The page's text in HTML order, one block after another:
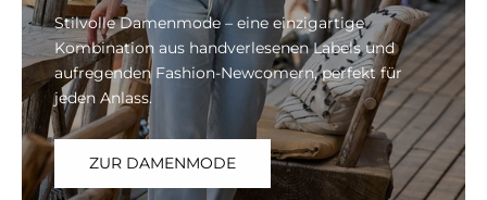
Stilvolle Damenmode – eine einzigartige
Kombination aus handverlesenen Labels und
aufregenden Fashion-Newcomern, perfekt für
jeden Anlass.
ZUR DAMENMODE